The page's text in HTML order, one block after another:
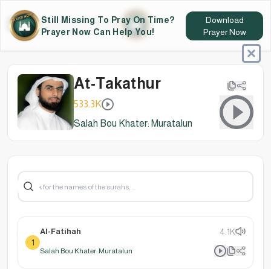
Still Missing To Pray On Time?
Prayer Now Can Help You!
Download
Prayer Now
At-Takathur
533.3K
Salah Bou Khater: Muratalun
1
Al-Fatihah 4.1K
Salah Bou Khater: Muratalun